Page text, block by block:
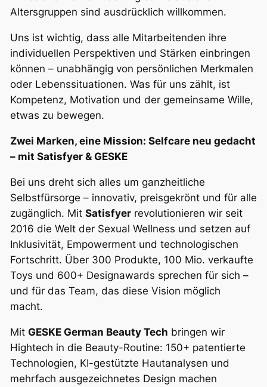
Altersgruppen sind ausdrücklich willkommen.
Uns ist wichtig, dass alle Mitarbeitenden ihre
individuellen Perspektiven und Stärken einbringen
können – unabhängig von persönlichen Merkmalen
oder Lebenssituationen. Was für uns zählt, ist
Kompetenz, Motivation und der gemeinsame Wille,
etwas zu bewegen.
Zwei Marken, eine Mission: Selfcare neu gedacht
– mit Satisfyer & GESKE
Bei uns dreht sich alles um ganzheitliche
Selbstfürsorge – innovativ, preisgekrönt und für alle
zugänglich. Mit Satisfyerrevolutionieren wir seit
2016 die Welt der Sexual Wellness und setzen auf
Inklusivität, Empowerment und technologischen
Fortschritt. Über 300 Produkte, 100 Mio. verkaufte
Toys und 600+ Designawards sprechen für sich –
und für das Team, das diese Vision möglich
macht.
Mit GESKE German Beauty Tech bringen wir
Hightech in die Beauty-Routine: 150+ patentierte
Technologien, KI-gestützte Hautanalysen und
mehrfach ausgezeichnetes Design machen